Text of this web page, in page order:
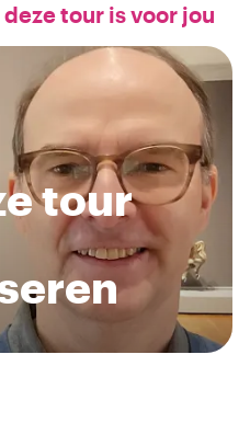
deze tour is voor jou
tour